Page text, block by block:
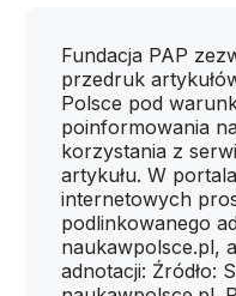
Fundacja PAP
przedruk
Polsce pod
poinformowania
korzystania z
artykułu. W
internetowych
podlinkowanego
naukawpolsce.pl,
adnotacji: Źródło: